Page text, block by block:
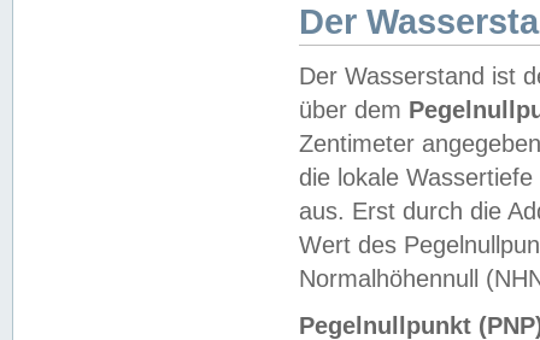
Der
Der Wasserstand ist
über dem
Zentimeter
die lokale
aus. Erst durch die
Wert des
Normalhöhennull
Pegelnullpunkt